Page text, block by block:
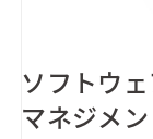
ソフトウ
マネジメ